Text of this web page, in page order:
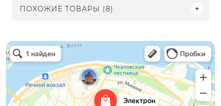
ПОХОЖИЕ ТОВАРЫ (8)
Электрон
Светильники в Нижнем Новгороде
Электротехническая продукция в Нижнем Новгороде